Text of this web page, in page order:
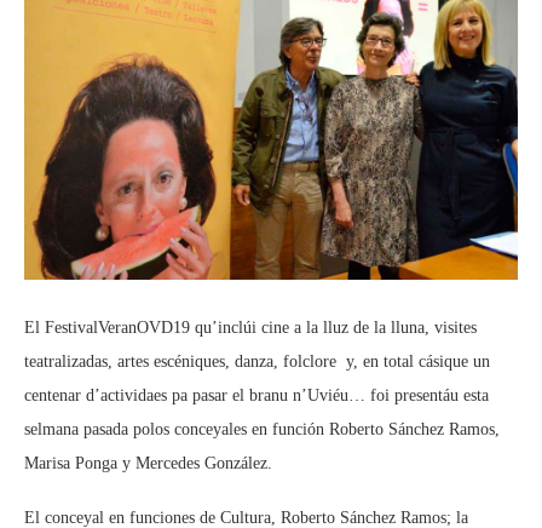
El FestivalVeranOVD19 qu’inclúi cine a la lluz de la lluna, visites
teatralizadas, artes escéniques, danza, folclore y, en total cásique un
centenar d’actividaes pa pasar el branu n’Uviéu… foi presentáu esta
selmana pasada polos conceyales en función Roberto Sánchez Ramos,
Marisa Ponga y Mercedes González.
El conceyal en funciones de Cultura, Roberto Sánchez Ramos; la